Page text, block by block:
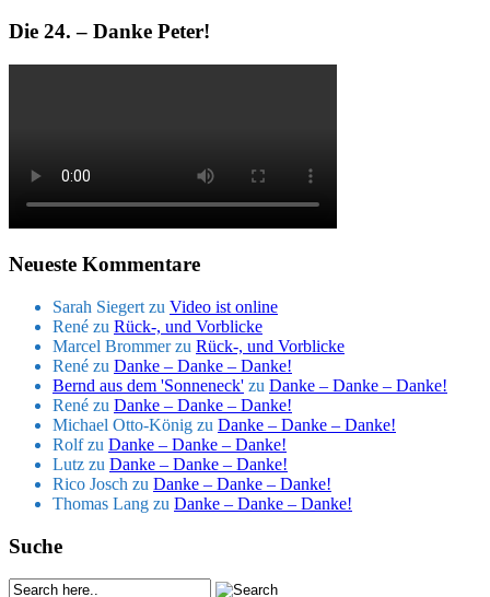
Die 24. – Danke Peter!
Neueste Kommentare
Sarah Siegert zu Video ist online
René zu Rück-, und Vorblicke
Marcel Brommerzu Rück-, und Vorblicke
René zu Danke – Danke – Danke!
Bernd aus dem 'Sonneneck' zu Danke – Danke – Danke!
René zu Danke – Danke – Danke!
Michael Otto-König zu Danke – Danke – Danke!
Rolfzu Danke – Danke – Danke!
Lutz zu Danke – Danke – Danke!
Rico Josch zu Danke – Danke – Danke!
Thomas Lang zu Danke – Danke – Danke!
Suche